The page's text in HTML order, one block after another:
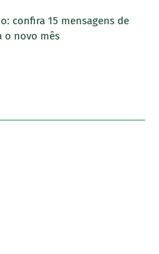
confira 15 mensagens de
o novo mês